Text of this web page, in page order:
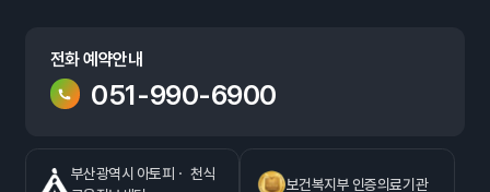
전화 예약안내
051-990-6900
부산광역시 아토피ㆍ 천식
보건복지부 인증의료기관